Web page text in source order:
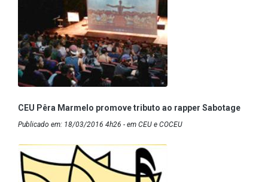
CEU Pêra Marmelo promove tributo ao rapper Sabotage
Publicado em: 18/03/2016 4h26 - em CEU e COCEU